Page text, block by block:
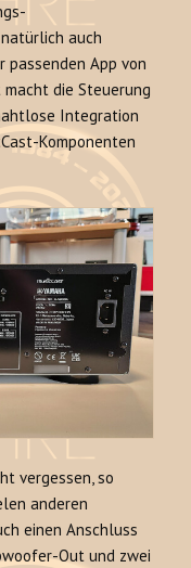
auch
passenden App von
die Steuerung
Integration
Komponenten
vergessen, so
anderen
einen Anschluss
Out und zwei